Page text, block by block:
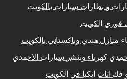
و بطارات سيارات بالكويت
فوري الكويت
منازل هندي وباكستاني بالكويت
كهرباء وبنشر سيارات الاحمدي
اثاث ايكيا في الكويت